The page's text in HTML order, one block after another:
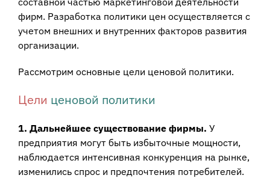
фирм. Разработка политики цен осуществляется с
учетом внешних и внутренних факторов развития
организации.
Рассмотрим основные цели ценовой политики.
Цели ценовой политики
1. Дальнейшее существование фирмы. У
предприятия могут быть избыточные мощности,
наблюдается интенсивная конкуренция на рынке,
изменились спрос и предпочтения потребителей.